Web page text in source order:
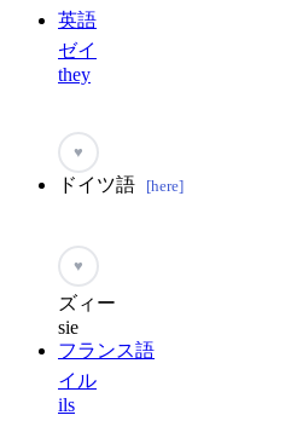
英語
ゼイ
they
♥
ドイツ語 [here]
♥
ズィー
sie
フランス語
イル
ils